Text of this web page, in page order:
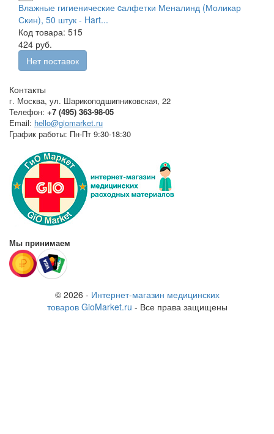
Влажные гигиенические cалфетки Меналинд (Моликар
Скин), 50 штук - Hart...
Код товара: 515
424 руб.
Нет поставок
Контакты
г. Москва, ул. Шарикоподшипниковская, 22
Телефон: +7 (495) 363-98-05
Email: hello@giomarket.ru
График работы: Пн-Пт 9:30-18:30
Мы принимаем
© 2026 - Интернет-магазин медицинских
товаров GioMarket.ru - Все права защищены